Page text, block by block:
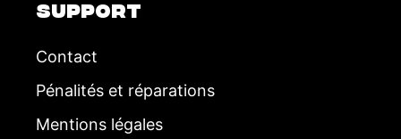
SUPPORT
Contact
Pénalités et réparations
Mentions légales